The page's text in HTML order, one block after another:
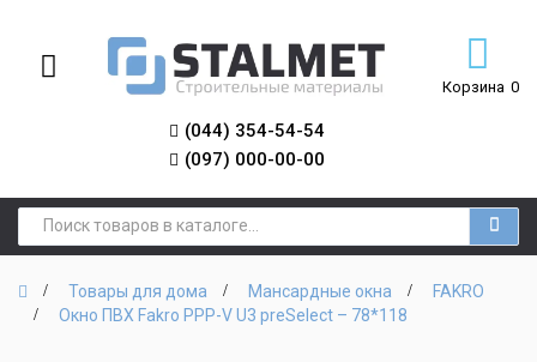
(044) 354-54-54
(097) 000-00-00
Корзина 0
Товары для дома Мансардные окна
FAKRO
Окно ПВХ Fakro PPP-V U3 preSelect – 78*118